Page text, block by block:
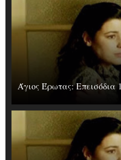
Άγιος Έρωτας: Επεισόδια